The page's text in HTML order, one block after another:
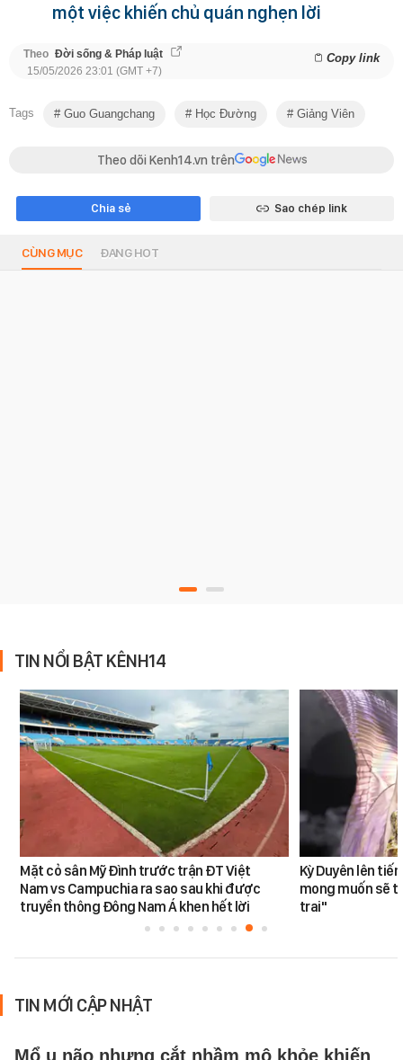
một việc khiến chủ quán nghẹn lời
Theo Đời sống & Pháp luật Copy link
15/05/2026 23:01 (GMT +7)
Tags Guo Guangchang Học Đường Giảng Viên
Theo dõi Kenh14.vn trên
Chia sẻ Sao chép link
CÙNG MỤC ĐANG HOT
TIN NỔI BẬT KÊNH14
Mặt cỏ sân Mỹ Đình trước trận ĐT Việt
Nam vs Campuchia ra sao sau khi được
truyền thông Đông Nam Á khen hết lời
Kỳ Duyên lên
mong muốn sẽ
trai"
TIN MỚI CẬP NHẬT
Mổ u não nhưng cắt nhầm mô khỏe khiến